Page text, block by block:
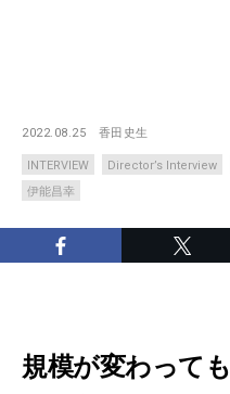
2022.08.25 香田史生
INTERVIEW Director’s Interview
伊能昌幸
規模が変わって